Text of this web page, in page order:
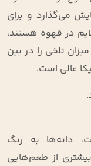
می‌گذارد و برای
در قهوه هستند،
تلخی را در بین
عالی است.
دانه‌ها به رنگ
از طعم‌هایی